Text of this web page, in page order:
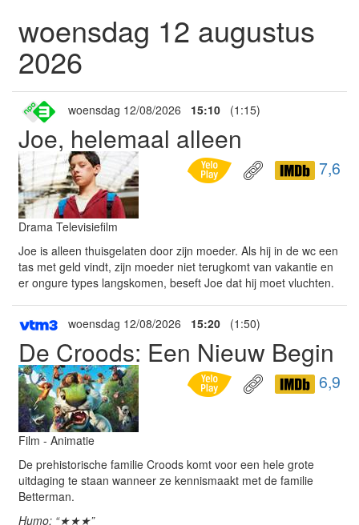
woensdag 12 augustus
2026
woensdag 12/08/2026 15:10 (1:15)
Joe, helemaal alleen
7,6
Drama Televisiefilm
Joe is alleen thuisgelaten door zijn moeder. Als hij in de wc een
tas met geld vindt, zijn moeder niet terugkomt van vakantie en
er ongure types langskomen, beseft Joe dat hij moet vluchten.
woensdag 12/08/2026 15:20 (1:50)
De Croods: Een Nieuw Begin
6,9
Film - Animatie
De prehistorische familie Croods komt voor een hele grote
uitdaging te staan wanneer ze kennismaakt met de familie
Betterman.
Humo: “★★★”